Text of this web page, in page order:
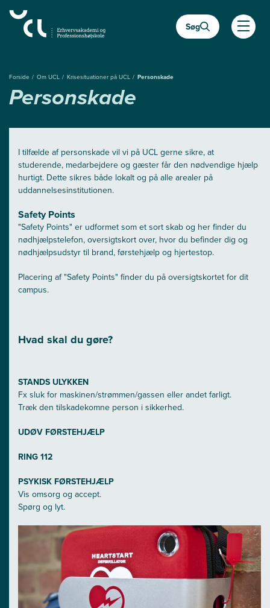
hovedindhold
Søg
Åben
Forside Om UCL Krisesituationer på UCL Personskade
Personskade
I tilfælde af personskade vil vi på UCL gerne sikre, at
studerende, medarbejdere og gæster får den nødvendige hjælp
hurtigt. Dette sikres både lokalt og på alle arealer på
uddannelsesinstitutionen.
Safety Points
"Safety Points" er udformet som et sort skab og her finder du
nødhjælpstelefon, oversigtskort over, hvor du befinder dig og
nødhjælpsudstyr til brand, førstehjælp og hjertestop.
Placering af "Safety Points" finder du på oversigtskortet for dit
campus.
Hvad skal du gøre?
STANDS ULYKKEN
Fx sluk for maskinen/strømmen/gassen eller andet farligt.
Træk den tilskadekomne person i sikkerhed.
UDØV FØRSTEHJÆLP
RING 112
PSYKISK FØRSTEHJÆLP
Vis omsorg og accept.
Spørg og lyt.